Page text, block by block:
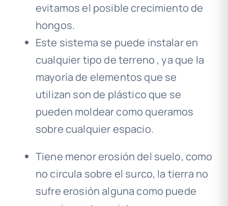
evitamos el posible crecimiento de
hongos.
Este sistema se puede instalar en
cualquier tipo de terreno , ya que la
mayoría de elementos que se
utilizan son de plástico que se
pueden moldear como queramos
sobre cualquier espacio.
Tiene menor erosión del suelo, como
no circula sobre el surco, la tierra no
sufre erosión alguna como puede